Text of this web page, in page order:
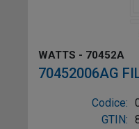
WATTS - 70452A
70452006AG
Codice:
GTIN: